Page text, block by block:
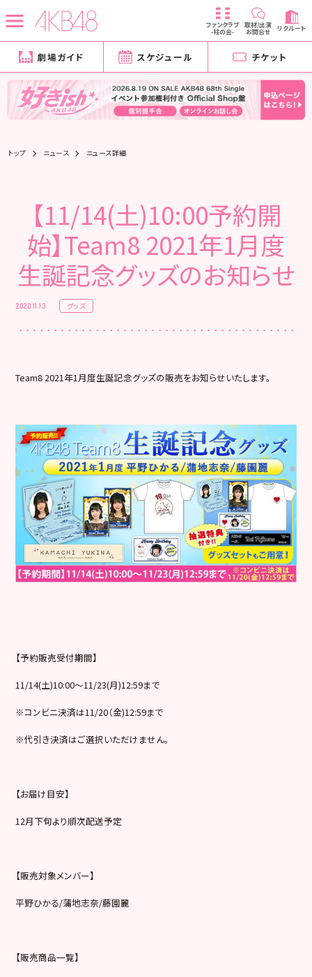
ファンクラブ
-柱の会-
取材/出演
お問合せ リクルート
劇場ガイド スケジュール チケット
トップ ニュース ニュース詳細
【11/14(土)10:00予約開
始】Team8 2021年1月度
生誕記念グッズのお知らせ
2020.11.13 グッズ
Team8 2021年1月度生誕記念グッズの販売をお知らせいたします。
【予約販売受付期間】
11/14(土)10:00～11/23(月)12:59まで
※コンビニ決済は11/20（金)12:59まで
※代引き決済はご選択いただけません。
【お届け目安】
12月下旬より順次配送予定
【販売対象メンバー】
平野ひかる/蒲地志奈/藤園麗
【販売商品一覧】